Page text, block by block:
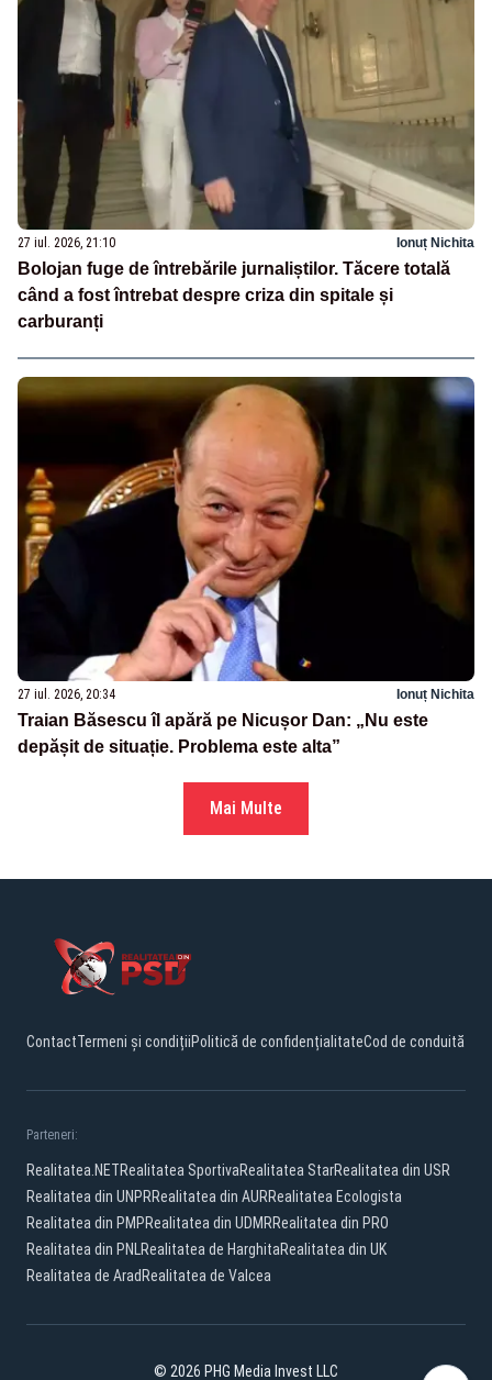
27 iul. 2026, 21:10 Ionuț Nichita
Bolojan fuge de întrebările jurnaliștilor. Tăcere totală
când a fost întrebat despre criza din spitale și
carburanți
27 iul. 2026, 20:34 Ionuț Nichita
Traian Băsescu îl apără pe Nicușor Dan: „Nu este
depășit de situație. Problema este alta”
Mai Multe
ContactTermeni și condițiiPolitică de confidențialitateCod de conduită
Parteneri:
Realitatea.NETRealitatea SportivaRealitatea StarRealitatea din USR
Realitatea din UNPRRealitatea din AURRealitatea Ecologista
Realitatea din PMPRealitatea din UDMRRealitatea din PRO
Realitatea din PNLRealitatea de HarghitaRealitatea din UK
Realitatea de Arad Realitatea de Valcea
© 2026 PHG Media Invest LLC